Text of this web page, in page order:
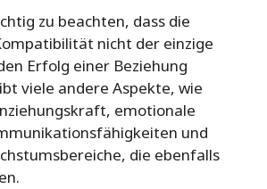
zu beachten, dass die
nicht der einzige
Erfolg einer Beziehung
viele andere Aspekte, wie
emotionale
und
die ebenfalls